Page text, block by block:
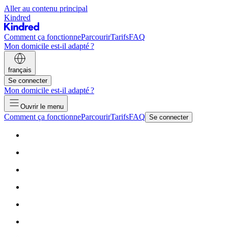
Aller au contenu principal
Kindred
Comment ça fonctionneParcourirTarifsFAQ
Mon domicile est-il adapté ?
français
Se connecter
Mon domicile est-il adapté ?
Ouvrir le menu
Comment ça fonctionneParcourirTarifsFAQ Se connecter